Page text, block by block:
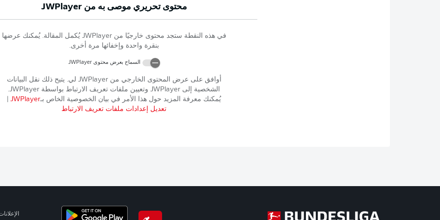
محتوى تحريري موصى به منJWPlayer
في هذه النقطة ستجد محتوى خارجيًا منJWPlayer يُكمل المقالة. يُمكنك عرضها
بنقرة واحدة وإخفائها مرة أخرى.
السماح بعرض محتوىJWPlayer
أوافق على عرض المحتوى الخارجي منJWPlayer لي. يتيح ذلك نقل البيانات
الشخصية إلى JWPlayer وتعيين ملفات تعريف الارتباط بواسطة JWPlayer
.
يُمكنك معرفة المزيد حول هذا الأمر في بيان الخصوصية الخاص بـJWPlayer
تعديل إعدادات ملفات تعريف الارتباط